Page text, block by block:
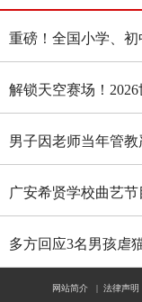
重磅！全国小学、
育“做中学”领航行动
解锁天空赛场！
少年无人机大赛四
男子因老师当年管
广安希贤学校曲艺
全国舞台 斩获国家
多方回应3名男孩虐
网站简介 | 法律声明